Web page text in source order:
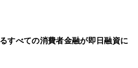
すべての消費者金融が即日融資に